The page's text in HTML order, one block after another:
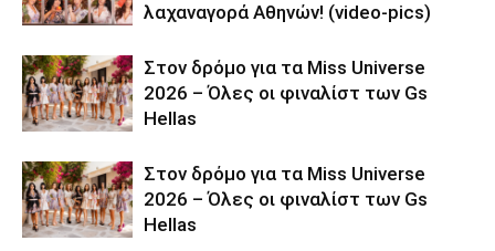
λαχαναγορά Αθηνών! (video-pics)
Στον δρόμο για τα Miss Universe
2026 – Όλες οι φιναλίστ των Gs
Hellas
Στον δρόμο για τα Miss Universe
2026 – Όλες οι φιναλίστ των Gs
Hellas